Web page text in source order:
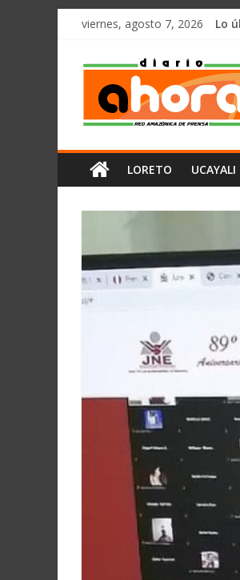
олимп казино
Saltarviernes, agosto 7, 2026 Lo
Diario
Ahora
Cadena
Amazónica
de
Prensa
Perú,
Mundo
,
Loreto
LORETO UCAYALI